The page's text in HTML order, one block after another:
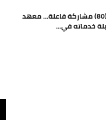
بـ(18) مشروعاً نوعياً و(80) مشاركة فاعلة… معهد
خدماته في...